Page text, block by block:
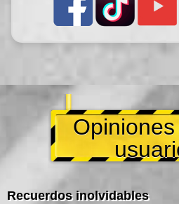
Recuerdos inolvidables